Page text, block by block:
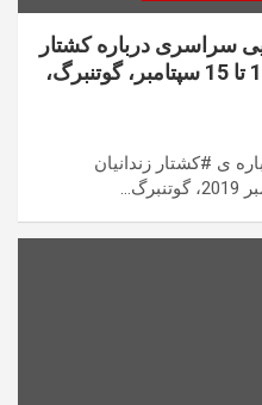
سراسری درباره کشتار
زندانیان سیاسی در ایران، 13 تا 15 سپتامبر، گوتنبرگ،
ی #کشتار زندانیان